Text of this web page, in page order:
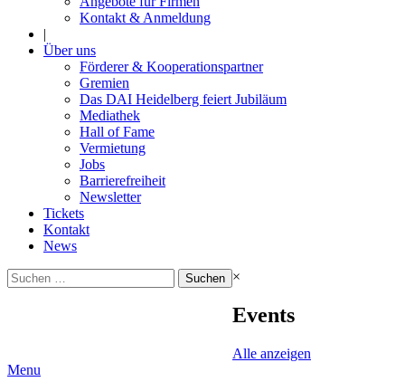
Kontakt & Anmeldung
|
Über uns
Förderer & Kooperationspartner
Gremien
Das DAI Heidelberg feiert Jubiläum
Mediathek
Hall of Fame
Vermietung
Jobs
Barrierefreiheit
Newsletter
Tickets
Kontakt
News
Suchen
nach:
×
Events
Alle anzeigen
Menu